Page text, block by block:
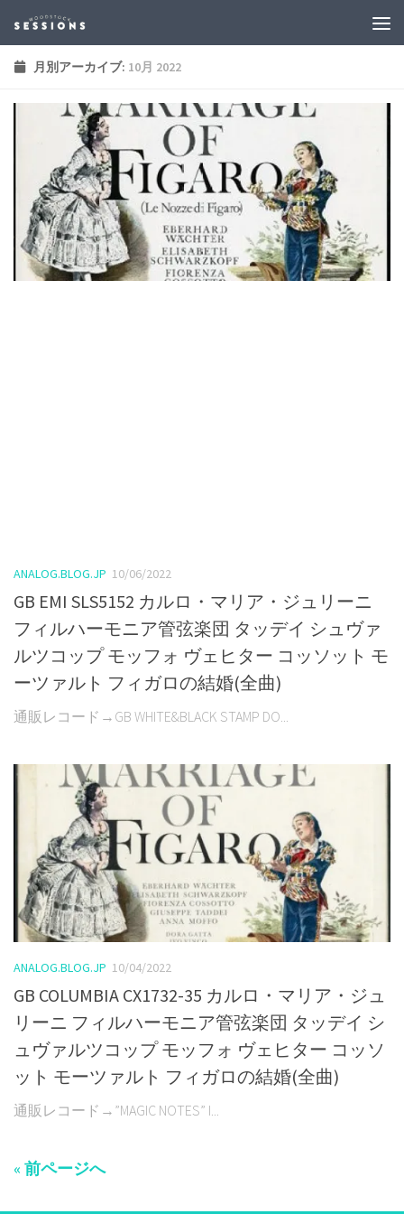
月別アーカイブ: 10月 2022
ANALOG.BLOG.JP 10/06/2022
GB EMI SLS5152 カルロ・マリア・ジュリーニ
フィルハーモニア管弦楽団 タッデイ シュヴァ
ルツコップ モッフォ ヴェヒター コッソット モ
ーツァルト フィガロの結婚(全曲)
通販レコード→GB WHITE&BLACK STAMP DO...
ANALOG.BLOG.JP 10/04/2022
GB COLUMBIA CX1732-35 カルロ・マリア・ジュ
リーニ フィルハーモニア管弦楽団 タッデイ シ
ュヴァルツコップ モッフォ ヴェヒター コッソ
ット モーツァルト フィガロの結婚(全曲)
通販レコード→”MAGIC NOTES” I...
« 前ページへ